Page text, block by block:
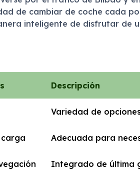
de cambiar de coche cada
inteligente de disfrutar de
Descripción
Variedad de
Adecuada para
Integrado de última